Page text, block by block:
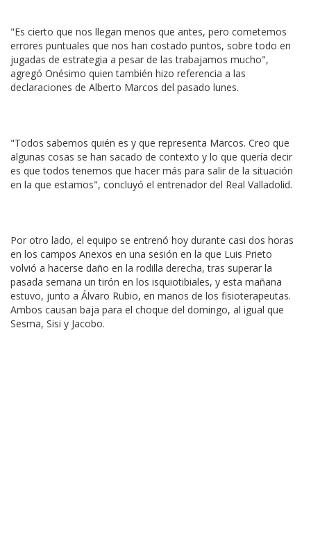
"Es cierto que nos llegan menos que antes, pero cometemos
errores puntuales que nos han costado puntos, sobre todo en
jugadas de estrategia a pesar de las trabajamos mucho",
agregó Onésimo quien también hizo referencia a las
declaraciones de Alberto Marcos del pasado lunes.
"Todos sabemos quién es y que representa Marcos. Creo que
algunas cosas se han sacado de contexto y lo que quería decir
es que todos tenemos que hacer más para salir de la situación
en la que estamos", concluyó el entrenador del Real Valladolid.
Por otro lado, el equipo se entrenó hoy durante casi dos horas
en los campos Anexos en una sesión en la que Luis Prieto
volvió a hacerse daño en la rodilla derecha, tras superar la
pasada semana un tirón en los isquiotibiales, y esta mañana
estuvo, junto a Álvaro Rubio, en manos de los fisioterapeutas.
Ambos causan baja para el choque del domingo, al igual que
Sesma, Sisi y Jacobo.